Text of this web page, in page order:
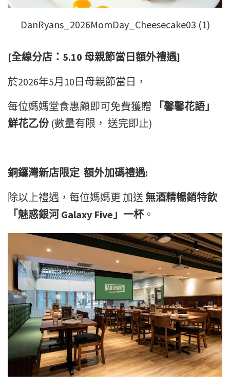
DanRyans_2026MomDay_Cheesecake03 (1)
[全線分店：5.10 母親節當日額外禮遇]
於2026年5月10日母親節當日，
每位媽媽堂食惠顧即可免費獲贈
「馨馨花語」
鮮花乙份 (數量有限， 送完即止)
銅鑼灣新店限定 額外加碼禮遇:
除以上禮遇，每位媽媽更 加送 無酒精暢銷特飲
「魅惑銀河 Galaxy Five」一杯。